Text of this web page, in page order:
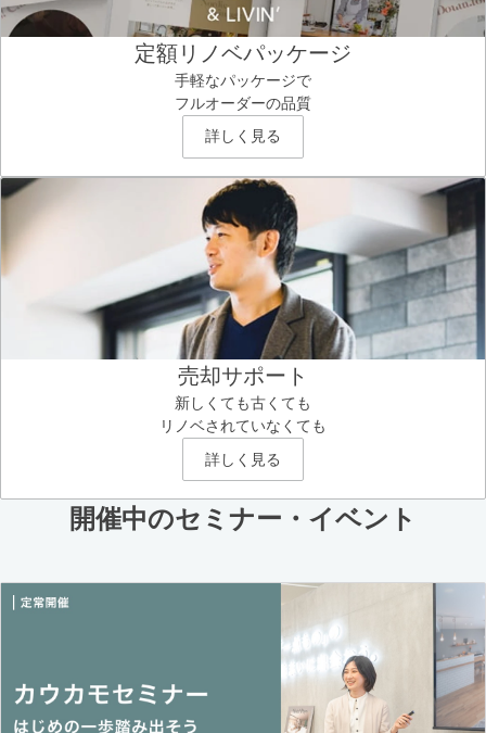
定額リノベパッケージ
手軽なパッケージで
フルオーダーの品質
詳しく見る
売却サポート
新しくても古くても
リノベされていなくても
詳しく見る
開催中のセミナー・イベント